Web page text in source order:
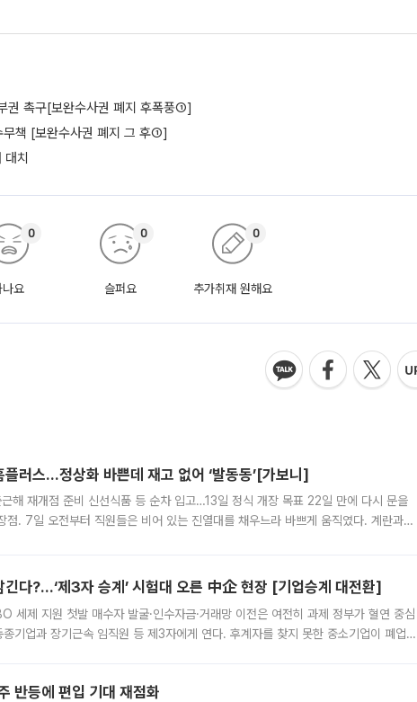
권 촉구[보완수사권 폐지 후폭풍①]
무책 [보완수사권 폐지 그 후①]
치
나요
0
슬퍼요
0
추가취재 원해요
0
러스…정상화 바쁜데 재고 없어 ‘발동동’[가보니]
해 재개점 준비 신선식품 등 순차 입고…13일 정식 개장 목표 22일 만에 다시 문을
점. 7일 오전부터 직원들은 비어 있는 진열대를 채우느라 바쁘게 움직였다. 계란과
긴다?…‘제3자 승계’ 시험대 오른 中企 현장 [기업승계 대전환]
세제 지원 첫발 매수자 발굴·인수자금·거래망 이전은 여전히 과제 정부가 혈연 중심
기업과 장기근속 임직원 등 제3자에게 연다. 후계자를 찾지 못한 중소기업이 폐업
반등에 편입 기대 재점화